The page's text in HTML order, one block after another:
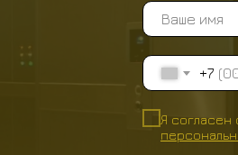
+7
Я согласен